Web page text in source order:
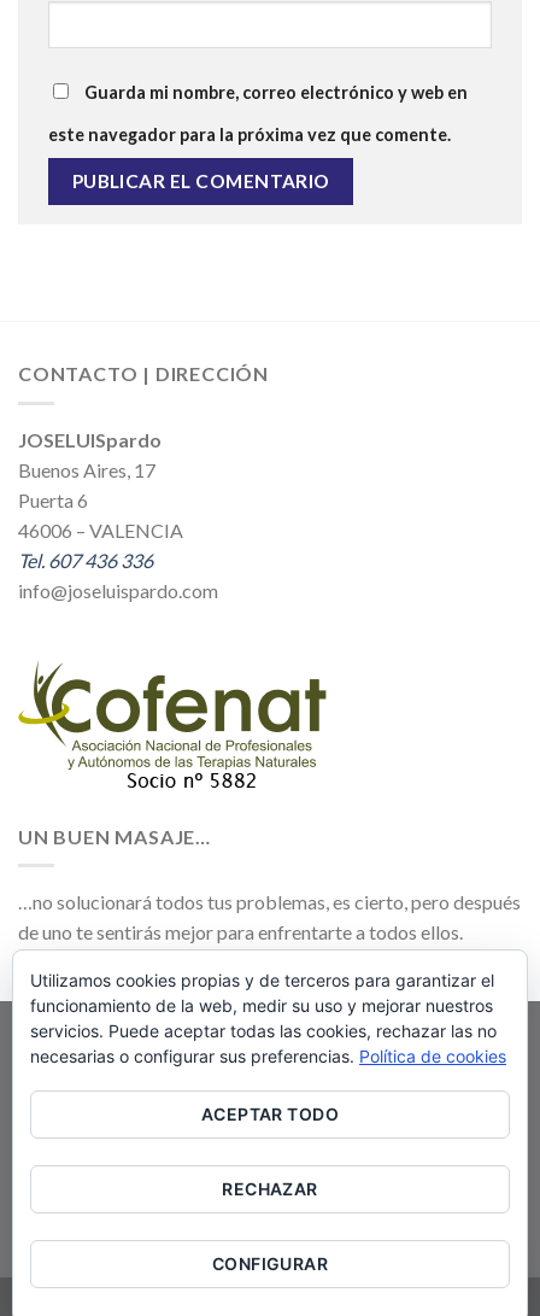
Guarda mi nombre, correo electrónico y web en
este navegador para la próxima vez que comente.
CONTACTO | DIRECCIÓN
JOSELUISpardo
Buenos Aires, 17
Puerta 6
46006 – VALENCIA
Tel. 607 436 336
info@joseluispardo.com
UN BUEN MASAJE…
…no solucionará todos tus problemas, es cierto, pero después
de uno te sentirás mejor para enfrentarte a todos ellos.
«Las técnicas naturales que aplicamos NO
SUSTITUYEN NI EXCLUYEN la atención o
el TRATAMIENTO MEDICO O
FARMACOLÓGICO CONVENCIONAL
prescrito por profesionales sanitarios
Utilizamos cookies propias y de terceros para garantizar el
funcionamiento de la web, medir su uso y mejorar nuestros
servicios. Puede aceptar todas las cookies, rechazar las no
necesarias o configurar sus preferencias. Política de cookies
ACEPTAR TODO
RECHAZAR
CONFIGURAR